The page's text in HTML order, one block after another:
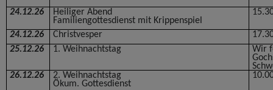
24.12.26
Heiliger Abend
Familiengottesdienst mit Krippenspiel
24.12.26 Christvesper
25.12.26
1. Weihnachtstag
Wir
26.12.26
2. Weihnachtstag
Ökum. Gottesdienst